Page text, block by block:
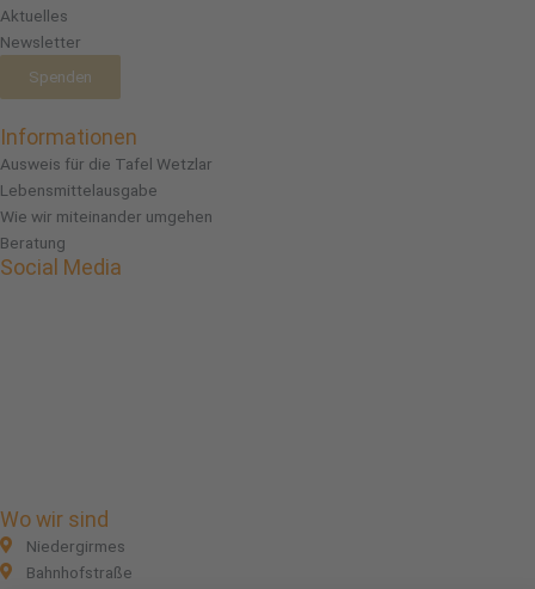
Aktuelles
Newsletter
Spenden
Informationen
Ausweis für die Tafel Wetzlar
Lebensmittelausgabe
Wie wir miteinander umgehen
Beratung
Social Media
Wo wir sind
Niedergirmes
Bahnhofstraße